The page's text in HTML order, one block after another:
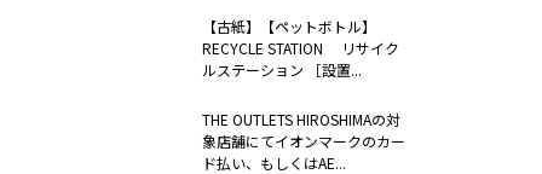
【古紙】【ペットボトル】
RECYCLE STATION リサイク
ルステーション ［設置...
THE OUTLETS HIROSHIMAの対
象店舗にてイオンマークのカー
ド払い、もしくはAE...